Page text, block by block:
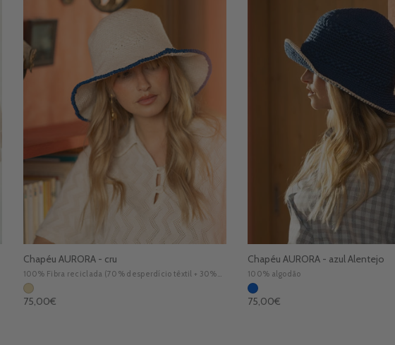
Chapéu AURORA - cru
100% Fibra reciclada (70% desperdício têxtil + 30%
Liocel reciclado).
Ecofriendly
químicos sintéticos e sem desperdício de água -
Preço normal
75,00€
Chapéu AURORA - azul Alentejo
100% algodão
Preço normal
75,00€